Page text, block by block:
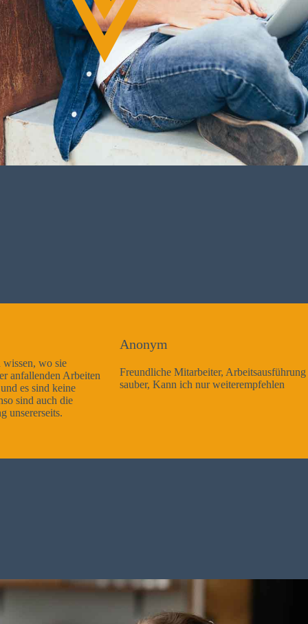
Freundliche Mitarbeiter, Arbeitsausführung sehr gut und sehr
sauber, Kann ich nur weiterempfehlen